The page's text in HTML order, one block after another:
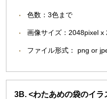
色数：3色まで
画像サイズ：2048pixel x
ファイル形式： png or
3B. <わたあめの袋のイラ